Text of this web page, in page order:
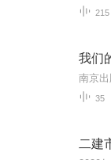
215
我们
35
二建